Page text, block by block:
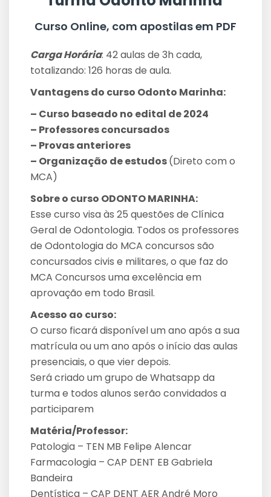
Curso Online, com apostilas em PDF
Carga Horária: 42 aulas de 3h cada,
totalizando: 126 horas de aula.
Vantagens do curso Odonto Marinha:
– Curso baseado no edital de 2024
– Professores concursados
– Provas anteriores
– Organização de estudos(Direto com o
MCA)
Sobre o curso ODONTO MARINHA:
Esse curso visa às 25 questões de Clínica
Geral de Odontologia. Todos os professores
de Odontologia do MCA concursos são
concursados civis e militares, o que faz do
MCA Concursos uma excelência em
aprovação em todo Brasil.
Acesso ao curso:
O curso ficará disponível um ano após a sua
matrícula ou um ano após o início das aulas
presenciais, o que vier depois.
Será criado um grupo de Whatsapp da
turma e todos alunos serão convidados a
participarem
Matéria/Professor:
Patologia – TEN MB Felipe Alencar
Farmacologia – CAP DENT EB Gabriela
Bandeira
Dentística – CAP DENT AER André Moro